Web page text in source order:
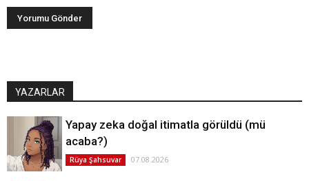
YAZARLAR
Yapay zeka doğal itimatla görüldü (mü
acaba?)
Rüya Şahsuvar 07.08.2026